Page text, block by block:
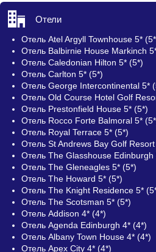
Отели
Отель Atel Argyll Townhouse 5*
Отель Balbirnie House Markinch
Отель Caledonian Hilton 5* (5*)
Отель Carlton 5* (5*)
Отель George Intercontinental 5*
Отель Old Course Hotel Golf
Отель Prestonfield House 5* (5*)
Отель Rocco Forte Balmoral 5*
Отель Royal Terrace 5* (5*)
Отель St Andrews Bay Golf
Отель The Glasshouse Edinburgh
Отель The Gleneagles 5* (5*)
Отель The Howard 5* (5*)
Отель The Knight Residence 5*
Отель The Scotsman 5* (5*)
Отель Addison 4* (4*)
Отель Agenda Edinburgh 4* (4*)
Отель Albany Town House 4* (4*)
Отель Apex City 4* (4*)